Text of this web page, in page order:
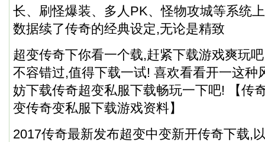
长、刷怪爆装、多人PK、怪物攻城等系统
数据续了传奇的经典设定,无论是精致
超变传奇下你看一个载,赶紧下载游戏爽玩
不容错过,值得下载一试! 喜欢看看开一这种
妨下载传奇超变私服下载畅玩一下吧! 【传
变传奇变私服下载游戏资料】
2017传奇最新发布超变中变新开传奇下载,